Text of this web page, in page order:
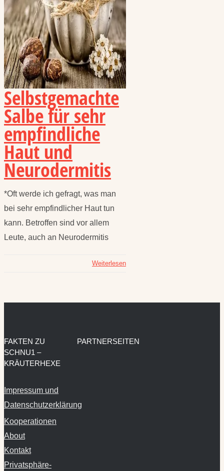
Selbstgemachte
Salbe für sehr
empfindliche
Haut und
Neurodermitis
*Oft werde ich gefragt, was man
bei sehr empfindlicher Haut tun
kann. Betroffen sind vor allem
Leute, auch an Neurodermitis
Weiterlesen
FAKTEN ZU
SCHNU1 –
KRÄUTERHEXE
Impressum und
Datenschutzerklärung
Kooperationen
About
Kontakt
Privatsphäre-
PARTNERSEITEN